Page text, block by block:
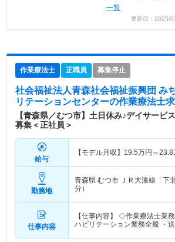
一覧
更新日：2025/
作業療法士 正職員 募集停止
社会福祉法人青森社会福祉振興団 み
リテーションセンターの作業療法士
【青森県／むつ市】土日休み♪デイサービ
募集＜正社員＞
給与
【モデル月収】 19.5万円～23.8
勤務地
青森県 むつ市 ＪＲ大湊線「下
分）
仕事内容
【仕事内容】 ◇作業療法士業
ハビリテーション業務全般 ・